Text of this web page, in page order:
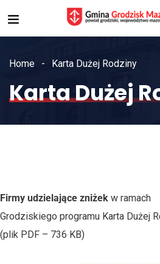
Home Karta Dużej Rodziny
Karta Dużej
Firmy udzielające zniżek w ramach
Grodziskiego programu Karta Dużej
(plik PDF – 736 KB)